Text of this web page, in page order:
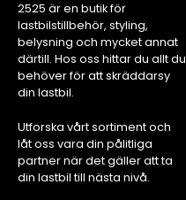
2525 är en butik för
lastbilstillbehör, styling,
belysning och mycket annat
därtill. Hos oss hittar du allt du
behöver för att skräddarsy
din lastbil.
Utforska vårt sortiment och
låt oss vara din pålitliga
partner när det gäller att ta
din lastbil till nästa nivå.